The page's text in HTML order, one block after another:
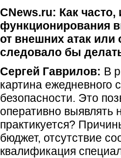
CNews.ru: Как
функционирования
от внешних атак или
следовало бы
Сергей Гаврилов: В
картина
безопасности. Это
оперативно выявлять
практикуется?
бюджет, отсутствие
квалификация